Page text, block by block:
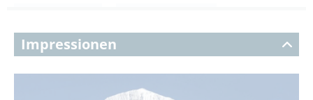
Impressionen